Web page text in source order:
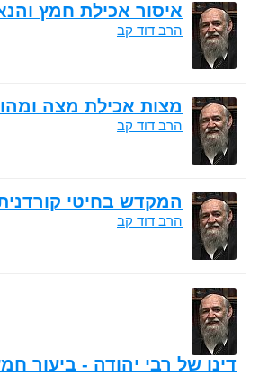
איסור אכילת חמץ
הרב דוד קב
מצות אכילת מצה
הרב דוד קב
המקדש בחיטי
הרב דוד קב
דינו של רבי יהודה - ביעור